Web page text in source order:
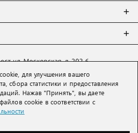
пр-т. Гагарина, д. 19
ул. Московская, д. 202-6
,Viber)
для улучшения вашего
сбора статистики и предоставления
Нажав "Принять", вы даете
cookie в соответствии с